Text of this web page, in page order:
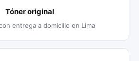
Tóner original
entrega a domicilio en Lima